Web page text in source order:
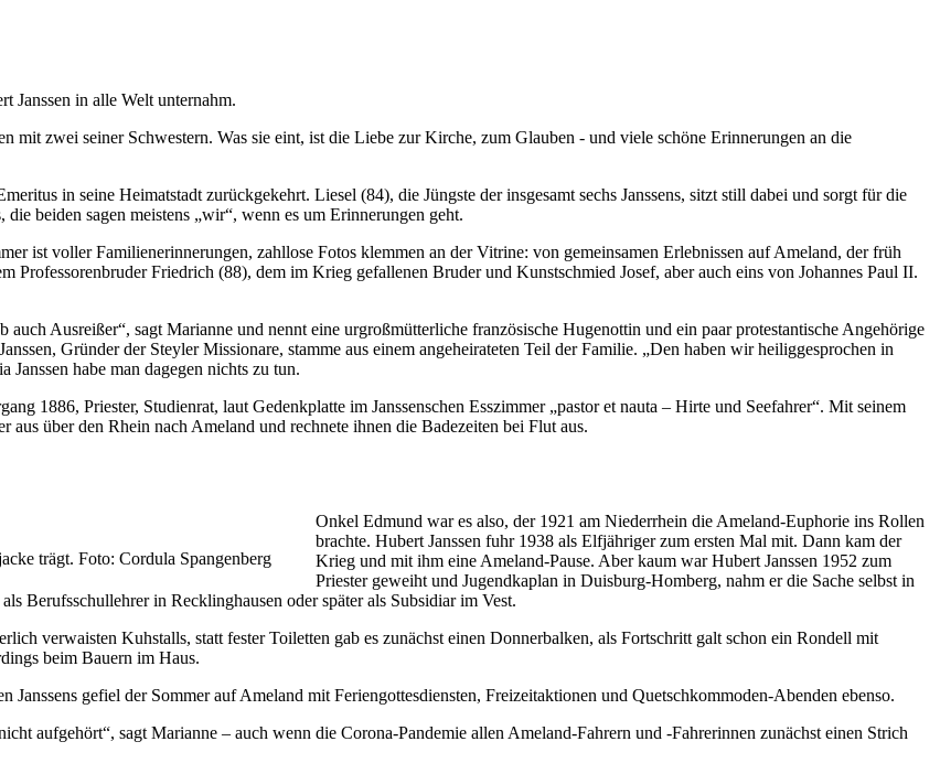
Janssen in alle Welt unternahm.
mit zwei seiner Schwestern. Was sie eint, ist die Liebe zur Kirche, zum Glauben - und viele schöne Erinnerungen an die
in seine Heimatstadt zurückgekehrt. Liesel (84), die Jüngste der insgesamt sechs Janssens, sitzt still dabei und sorgt für die
beiden sagen meistens „wir“, wenn es um Erinnerungen geht.
ist voller Familienerinnerungen, zahllose Fotos klemmen an der Vitrine: von gemeinsamen Erlebnissen auf Ameland, der früh
Professorenbruder Friedrich (88), dem im Krieg gefallenen Bruder und Kunstschmied Josef, aber auch eins von Johannes Paul II.
Ausreißer“, sagt Marianne und nennt eine urgroßmütterliche französische Hugenottin und ein paar protestantische Angehörige
Gründer der Steyler Missionare, stamme aus einem angeheirateten Teil der Familie. „Den haben wir heiliggesprochen in
habe man dagegen nichts zu tun.
1886, Priester, Studienrat, laut Gedenkplatte im Janssenschen Esszimmer „pastor et nauta – Hirte und Seefahrer“. Mit seinem
über den Rhein nach Ameland und rechnete ihnen die Badezeiten bei Flut aus.
trägt. Foto: Cordula Spangenberg
Onkel Edmund war es also, der 1921 am Niederrhein die Ameland-Euphorie ins Rollen
brachte. Hubert Janssen fuhr 1938 als Elfjähriger zum ersten Mal mit. Dann kam der
Krieg und mit ihm eine Ameland-Pause. Aber kaum war Hubert Janssen 1952 zum
Priester geweiht und Jugendkaplan in Duisburg-Homberg, nahm er die Sache selbst in
Berufsschullehrer in Recklinghausen oder später als Subsidiar im Vest.
verwaisten Kuhstalls, statt fester Toiletten gab es zunächst einen Donnerbalken, als Fortschritt galt schon ein Rondell mit
beim Bauern im Haus.
gefiel der Sommer auf Ameland mit Feriengottesdiensten, Freizeitaktionen und Quetschkommoden-Abenden ebenso.
aufgehört“, sagt Marianne – auch wenn die Corona-Pandemie allen Ameland-Fahrern und -Fahrerinnen zunächst einen Strich